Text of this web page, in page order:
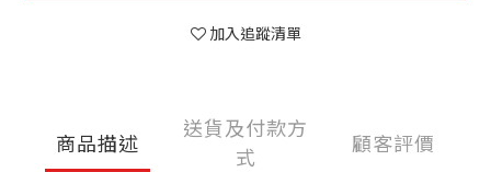
加入追蹤清單
商品描述
送貨及付款方
式
顧客評價